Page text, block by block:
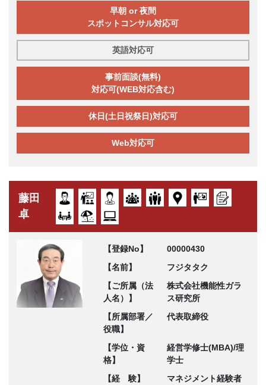
早朝 or 夜間
スポットコンサル対応可
英語対応可
事前面談(無料)
対応可(WEB対応含む)
休日(土日祝祭日)対応可
Web対応可
藤田
卓
【登録No】
00000430
【名前】
フジタタク
【ご所属（法
人名）】
株式会社機能性ガラ
ス研究所
【所属部署／
役職】
代表取締役
【学位・資
格】
経営学修士(MBA)/理
学士
【経 験】
マネジメント経験者